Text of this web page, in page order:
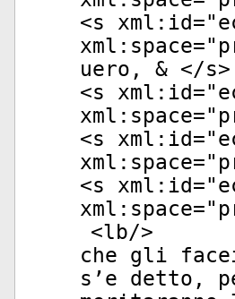
<s xml:id="
xml:space="
uero, & </s>
<s xml:id="
xml:space="
<s xml:id="
xml:space="
<s xml:id="
xml:space="
<lb/>
che gli
s’e detto,